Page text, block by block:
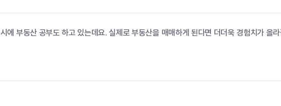
에 부동산 공부도 하고 있는데요. 실제로 부동산을 매매하게 된다면 더더욱 경험치가 올